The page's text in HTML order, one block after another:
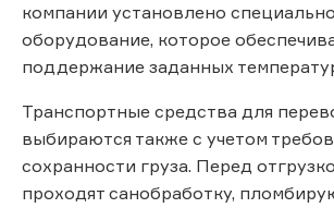
компании установлено
оборудование, которое
поддержание заданных
Транспортные средства для
выбираются также с учетом
сохранности груза. Перед
проходят санобработку,